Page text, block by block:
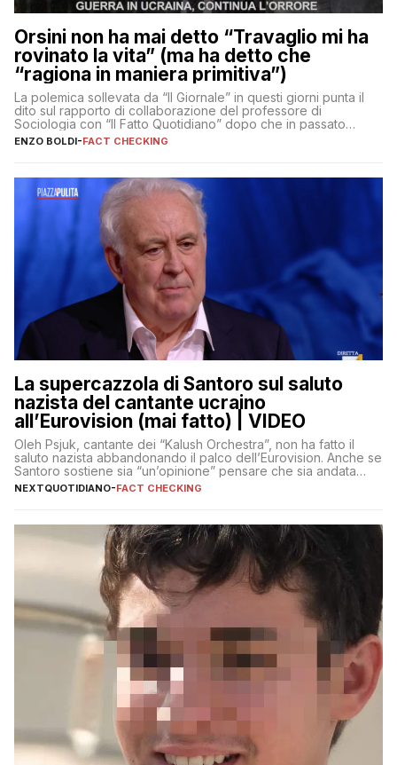
Orsini non ha mai detto “Travaglio mi ha
rovinato la vita” (ma ha detto che
“ragiona in maniera primitiva”)
La polemica sollevata da “Il Giornale” in questi giorni punta il
dito sul rapporto di collaborazione del professore di
Sociologia con “Il Fatto Quotidiano” dopo che in passato
erano volati stracci
ENZO BOLDI-FACT CHECKING
La supercazzola di Santoro sul saluto
nazista del cantante ucraino
all’Eurovision (mai fatto) | VIDEO
Oleh Psjuk, cantante dei “Kalush Orchestra”, non ha fatto il
saluto nazista abbandonando il palco dell’Eurovision. Anche se
Santoro sostiene sia “un’opinione” pensare che sia andata
così
NEXTQUOTIDIANO-FACT CHECKING